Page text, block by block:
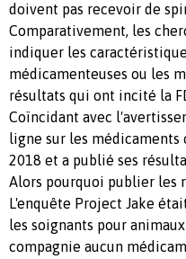
doivent pas recevoir de
Comparativement, les
indiquer les
médicamenteuses ou les
résultats qui ont incité la
Coïncidant avec
ligne sur les médicaments
2018 et a publié ses
Alors pourquoi publier les
L'enquête Project Jake
les soignants pour
compagnie aucun